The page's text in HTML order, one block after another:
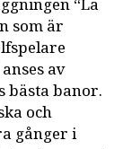
“La
som är
av
bästa banor.
och
gånger i